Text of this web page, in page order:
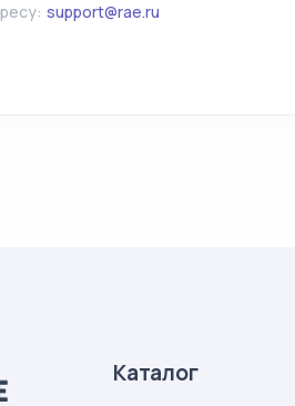
support@rae.ru
Каталог